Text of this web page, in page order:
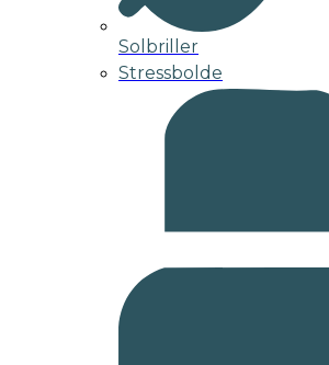
Solbriller
Stressbolde